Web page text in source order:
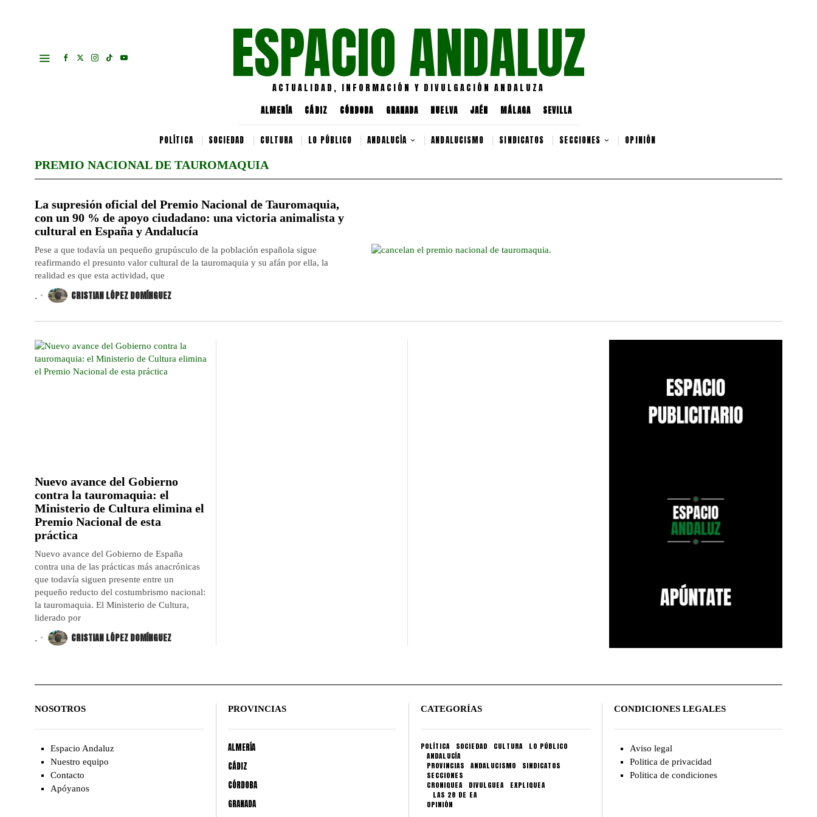
ESPACIO ANDALUZ
ACTUALIDAD, INFORMACIÓN Y DIVULGACIÓN ANDALUZA
ALMERÍA CÁDIZ CÓRDOBA GRANADA HUELVA JAÉN MÁLAGA SEVILLA
POLÍTICA SOCIEDAD CULTURA LO PÚBLICO ANDALUCÍA ANDALUCISMO SINDICATOS SECCIONES OPINIÓN
PREMIO NACIONAL DE TAUROMAQUIA
La supresión oficial del Premio Nacional de Tauromaquia,
con un 90 % de apoyo ciudadano: una victoria animalista y
cultural en España y Andalucía
Pese a que todavía un pequeño grupúsculo de la población española sigue
reafirmando el presunto valor cultural de la tauromaquia y su afán por ella, la
realidad es que esta actividad, que
. CRISTIAN LÓPEZ DOMÍNGUEZ
Nuevo avance del Gobierno
contra la tauromaquia: el
Ministerio de Cultura elimina el
Premio Nacional de esta
práctica
Nuevo avance del Gobierno de España
contra una de las prácticas más anacrónicas
que todavía siguen presente entre un
pequeño reducto del costumbrismo nacional:
la tauromaquia. El Ministerio de Cultura,
liderado por
. CRISTIAN LÓPEZ DOMÍNGUEZ
NOSOTROS
Espacio Andaluz
Nuestro equipo
Contacto
Apóyanos
PROVINCIAS
ALMERÍA
CÁDIZ
CÓRDOBA
GRANADA
CATEGORÍAS
POLÍTICA SOCIEDAD CULTURA
LO PÚBLICO
ANDALUCÍA
PROVINCIAS
ANDALUCISMO
SINDICATOS
SECCIONES
CRONIQUEA
DIVULGUEA
EXPLIQUEA
LAS 28 DE EA
OPINIÓN
CONDICIONES LEGALES
Aviso legal
Politica de privacidad
Politica de condiciones